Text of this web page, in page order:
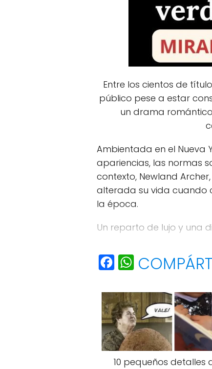
Entre los cientos de
público pese a estar
un drama
Ambientada en el Nueva
apariencias, las normas
contexto, Newland
alterada su vida cuando
la época.
Un reparto de lujo y una
quienes construyen un
F
a
c
e
b
o
o
W
a
ts
A
p
p
10 pequeños detalles